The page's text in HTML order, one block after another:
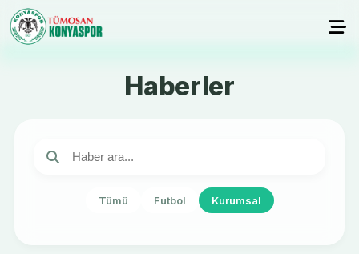
Haberler
Tümü Futbol Kurumsal